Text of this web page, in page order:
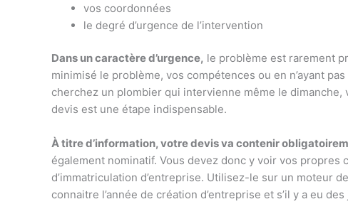
vos coordonnées
le degré d’urgence de l’intervention
Dans un caractère d’urgence, le problème est rarement
minimisé le problème, vos compétences ou en n’ayant
cherchez un plombier qui intervienne même le
devis est une étape indispensable.
À titre d’information, votre devis va contenir
également nominatif. Vous devez donc y voir vos propres
d’immatriculation d’entreprise. Utilisez-le sur un moteur
connaitre l’année de création d’entreprise et s’il y a eu